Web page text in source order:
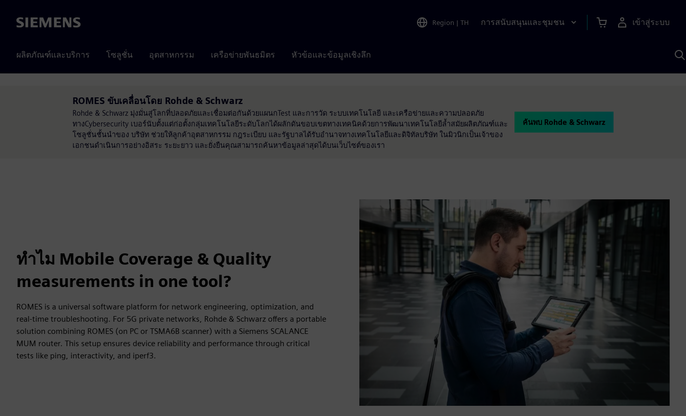
Siemens Region | TH การสนับสนุนและชุมชน เข้าสู่ระบบ
ผลิตภัณฑ์และบริการ โซลูชั่น อุตสาหกรรม เครือข่ายพันธมิตร หัวข้อและข้อมูลเชิงลึก
ROMES ขับเคลื่อนโดย Rohde & Schwarz
Rohde & Schwarz มุ่งมั่นสู่โลกที่ปลอดภัยและเชื่อมต่อกันด้วยแผนกTest และการวัด ระบบเทคโนโลยี และเครือข่ายและความปลอดภัย
ทางCybersecurity เบอร์นับตั้งแต่ก่อตั้งกลุ่มเทคโนโลยีระดับโลกได้ผลักดันขอบเขตทางเทคนิคด้วยการพัฒนาเทคโนโลยีล้ำสมัยผลิตภัณฑ์และ
โซลูชั่นชั้นนำของ บริษัท ช่วยให้ลูกค้าอุตสาหกรรม กฎระเบียบ และรัฐบาลได้รับอำนาจทางเทคโนโลยีและดิจิทัลบริษัท ในมิวนิกเป็นเจ้าของ
เอกชนดำเนินการอย่างอิสระ ระยะยาว และยั่งยืนคุณสามารถค้นหาข้อมูลล่าสุดได้บนเว็บไซต์ของเรา
ค้นพบ Rohde & Schwarz
ทำไม Mobile Coverage & Quality
measurements in one tool?
ROMES is a universal software platform for network engineering, optimization, and
real-time troubleshooting. For 5G private networks, Rohde & Schwarz offers a portable
solution combining ROMES (on PC or TSMA6B scanner) with a Siemens SCALANCE
MUM router. This setup ensures device reliability and performance through critical
tests like ping, interactivity, and iperf3.